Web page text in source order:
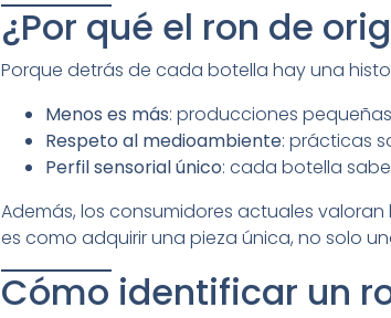
¿Por qué el ron de
Porque detrás de cada botella hay una
Menos es más: producciones
Respeto al medioambiente: prácticas
Perfil sensorial único: cada botella
Además, los consumidores actuales
es como adquirir una pieza única, no solo
Cómo identificar un